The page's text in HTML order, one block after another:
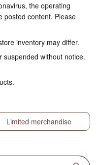
the operating
posted content. Please
inventory may differ.
suspended without notice.
Limited merchandise